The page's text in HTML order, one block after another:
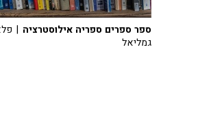
ספר ספרים ספריה אילוסטרציה
גמליאל